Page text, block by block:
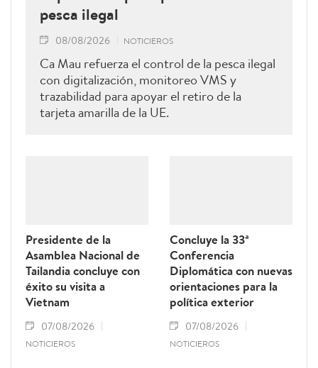
pesca ilegal
08/08/2026 NOTICIEROS
Ca Mau refuerza el control de la pesca ilegal
con digitalización, monitoreo VMS y
trazabilidad para apoyar el retiro de la
tarjeta amarilla de la UE.
Presidente de la
Asamblea Nacional de
Tailandia concluye con
éxito su visita a
Vietnam
07/08/2026
NOTICIEROS
Concluye la 33ª
Conferencia
Diplomática con nuevas
orientaciones para la
política exterior
07/08/2026
NOTICIEROS